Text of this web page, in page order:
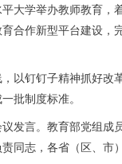
大学举办教师教育，
合作新型平台建设，
以钉钉子精神抓好改
批制度标准。
发言。教育部党组成
同志，各省（区、市